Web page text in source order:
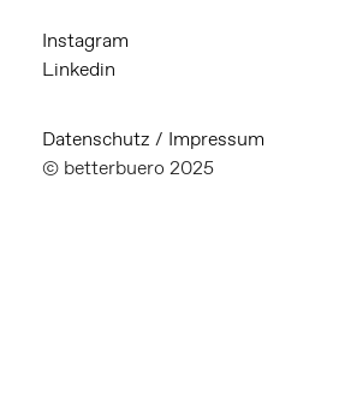
Instagram
Linkedin
Datenschutz / Impressum
© betterbuero 2025